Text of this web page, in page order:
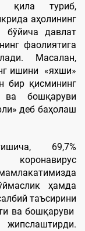
қила туриб,
аҳолининг
давлат
фаолиятига
Масалан,
ишини «яхши»
бир қисмининг
ва бошқаруви
деб баҳолаш
69,7%
коронавирус
ҳамда
таъсирини
ва бошқаруви
жипслаштирди.